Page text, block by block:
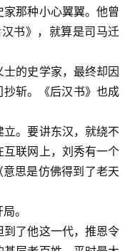
家那种小心翼翼。他曾
书》，就算是司马迁
的史学家，最终却因
斩。《后汉书》也成
。要讲东汉，就绕不
联网上，刘秀有一个
思是仿佛得到了老天
。
了他这一代，推恩令